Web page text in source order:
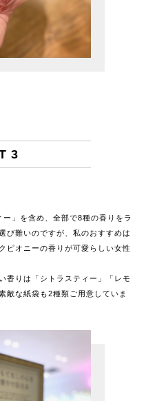
3
」を含め、全部で8種の香りをラ
び難いのですが、私のおすすめは
ピオニーの香りが可愛らしい女性
香りは「シトラスティー」「レモ
敵な紙袋も2種類ご用意していま